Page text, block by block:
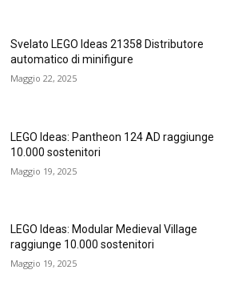
Svelato LEGO Ideas 21358 Distributore
automatico di minifigure
Maggio 22, 2025
LEGO Ideas: Pantheon 124 AD raggiunge
10.000 sostenitori
Maggio 19, 2025
LEGO Ideas: Modular Medieval Village
raggiunge 10.000 sostenitori
Maggio 19, 2025